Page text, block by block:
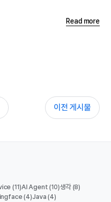
Read more
이전 게시물
(11)AI Agent (10)생각 (8)
(4)Java (4)